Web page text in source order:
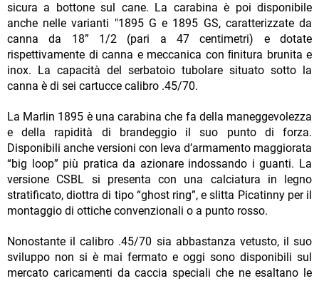
sicura a bottone sul cane. La carabina è poi disponibile
anche nelle varianti "1895 G e 1895 GS, caratterizzate da
canna da 18” 1/2 (pari a 47 centimetri) e dotate
rispettivamente di canna e meccanica con ﬁnitura brunita e
inox. La capacità del serbatoio tubolare situato sotto la
canna è di sei cartucce calibro .45/70.
La Marlin 1895 è una carabina che fa della maneggevolezza
e della rapidità di brandeggio il suo punto di forza.
Disponibili anche versioni con leva d’armamento maggiorata
“big loop” più pratica da azionare indossando i guanti. La
versione CSBL si presenta con una calciatura in legno
stratificato, diottra di tipo “ghost ring”, e slitta Picatinny per il
montaggio di ottiche convenzionali o a punto rosso.
Nonostante il calibro .45/70 sia abbastanza vetusto, il suo
sviluppo non si è mai fermato e oggi sono disponibili sul
mercato caricamenti da caccia speciali che ne esaltano le